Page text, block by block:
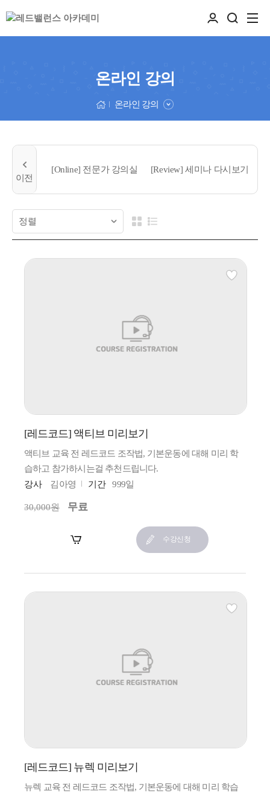
온라인 강의
온라인 강의
[Online] 전문가 강의실 [Review] 세미나 다시보기
[레드코드] 액티브 미리보기
액티브 교육 전 레드코드 조작법, 기본운동에 대해 미리 학
습하고 참가하시는걸 추천드립니다.
강사
김아영 기간 999일
30,000원 무료
수강신청
[레드코드] 뉴렉 미리보기
뉴렉 교육 전 레드코드 조작법, 기본운동에 대해 미리 학습